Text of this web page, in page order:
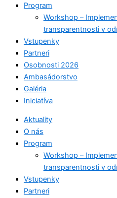
Program
Workshop –
transparentnosti v
Vstupenky
Partneri
Osobnosti 2026
Ambasádorstvo
Galéria
Iniciatíva
Aktuality
O nás
Program
Workshop –
transparentnosti v
Vstupenky
Partneri